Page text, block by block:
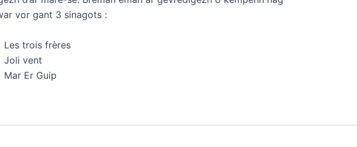
vor gant 3 sinagots :
Les trois frères
Joli vent
Mar Er Guip